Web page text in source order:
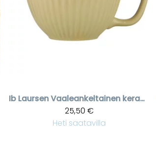
Ib Laursen
Vaaleankeltainen keraaminen vatkauskulho
25,50 €
Heti saatavilla